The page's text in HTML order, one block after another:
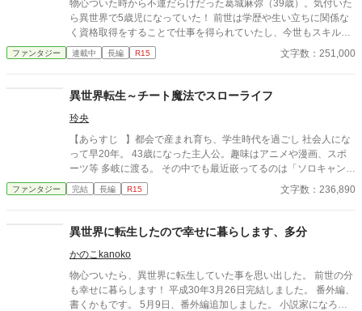
物心ついた時から不運だらけだった葛城麻弥（39歳）。気付いた
ら異世界で5歳児になっていた！ 前世は学歴や生い立ちに関係な
く資格取得をすることで仕事を得られていたし、今世もスキルい
っぱい取得して、今度こそ幸せな人生を送ってみせる！ テイマー
として、モフモフ家族を増やしたり、前世の知識で商品を開発し
ちに、次々とスキルが増えていく！？ 努力を惜しまないマヤが素
いく。 不運だらけのOLが、5歳から始める幸せな異世界やり直し
人生。
ファンタジー 連載中 長編 R15 文字数：251,000
異世界転生～チート魔法でスローライフ
玲央
【あらすじ⠀】都会で産まれ育ち、学生時代を過ごし 社会人にな
って早20年。 43歳になった主人公。趣味はアニメや漫画、スポ
ーツ等 多岐に渡る。 その中でも最近嵌ってるのは「ソロキャン
プ」 大型連休を利用して、 穴場スポットへやってきた！ テント
を建て、BBQコンロに テーブル等用意して……。 近くの川まで
り覗くとそこには…… キラキラと光注ぐように発光した 「え！オ
オカミ！」 3メートルはありそうな巨大なオオカミが！！ 急いで
テントまで戻ってくると 「え！ここどこだ？？」 都会の生活に疲
れた主人公が、 異世界へ転生して 冒険者になって 魔物を倒した
り、現代知識で商売したり…… 。 恋愛は多分ありません。 基本
スローライフを目指してます(笑) ※挿絵有りますが、自作です。
ファンタジー 完結 長編 R15 文字数：236,890
異世界に転生したので幸せに暮らします、多分
かのこkanoko
物心ついたら、異世界に転生していた事を思い出した。 前世の分
も幸せに暮らします！ 平成30年3月26日完結しました。 番外編、
書くかもです。 5月9日、番外編追加しました。 小説家になろう